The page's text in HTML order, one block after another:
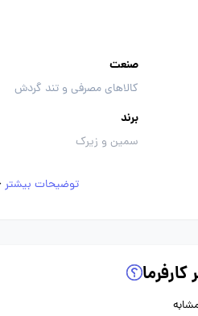
صنعت
کالاهای مصرفی و تند گردش
برند
سمین و زیرک
توضیحات بیشتر